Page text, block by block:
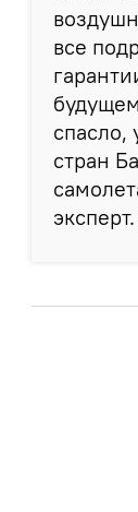
все
спасло,
стран
эксперт.